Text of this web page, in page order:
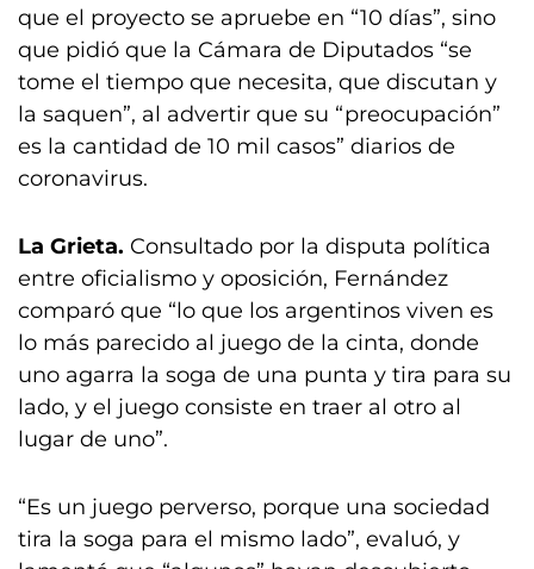
que el proyecto se apruebe en “10 días”, sino
que pidió que la Cámara de Diputados “se
tome el tiempo que necesita, que discutan y
la saquen”, al advertir que su “preocupación”
es la cantidad de 10 mil casos” diarios de
coronavirus.
La Grieta. Consultado por la disputa política
entre oficialismo y oposición, Fernández
comparó que “lo que los argentinos viven es
lo más parecido al juego de la cinta, donde
uno agarra la soga de una punta y tira para su
lado, y el juego consiste en traer al otro al
lugar de uno”.
“Es un juego perverso, porque una sociedad
tira la soga para el mismo lado”, evaluó, y